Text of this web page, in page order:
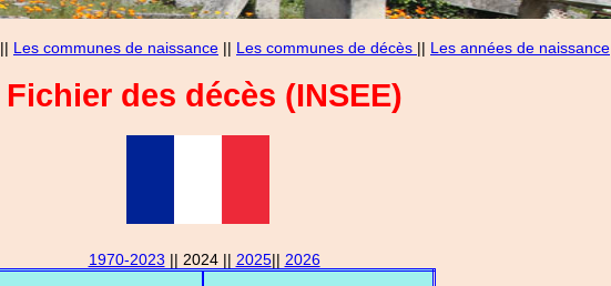
|| Les communes de naissance || Les communes de décès || Les années de naissance
Fichier des décès (INSEE)
1970-2023 || 2024 || 2025|| 2026